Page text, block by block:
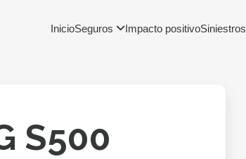
InicioSeguros Impacto positivoSiniestros
S500